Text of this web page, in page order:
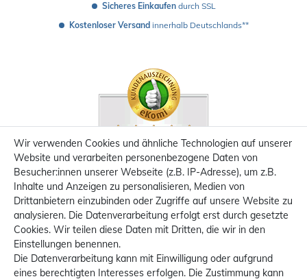
Sicheres Einkaufen durch SSL
Kostenloser Versand innerhalb Deutschlands**
Wir verwenden Cookies und ähnliche Technologien auf unserer
Website und verarbeiten personenbezogene Daten von
Besucher:innen unserer Webseite (z.B. IP-Adresse), um z.B.
Inhalte und Anzeigen zu personalisieren, Medien von
Drittanbietern einzubinden oder Zugriffe auf unsere Website zu
analysieren. Die Datenverarbeitung erfolgt erst durch gesetzte
Cookies. Wir teilen diese Daten mit Dritten, die wir in den
Einstellungen benennen.
Die Datenverarbeitung kann mit Einwilligung oder aufgrund
eines berechtigten Interesses erfolgen. Die Zustimmung kann